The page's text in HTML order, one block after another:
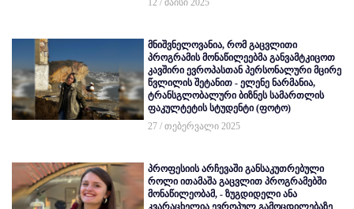
12 / მაისი 2025
მნიშვნელოვანია, რომ გაცვლითი
პროგრამის მონაწილეებმა განვამტკიცოთ
კავშირი ევროპასთან პერსონალური მცირე
წვლილის შეტანით - ელენე ნარმანია,
ტრანსგლობალური ბიზნეს სამართლის
ფაკულტეტის სტუდენტი (ფოტო)
27 / თებერვალი 2025
პროფესიის არჩევაში განსაკუთრებული
როლი ითამაშა გაცვლით პროგრამებში
მონაწილეობამ, - ზუგდიდელი ანა